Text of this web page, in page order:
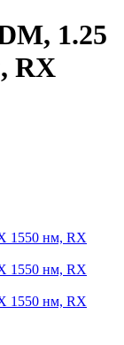
1.25
RX